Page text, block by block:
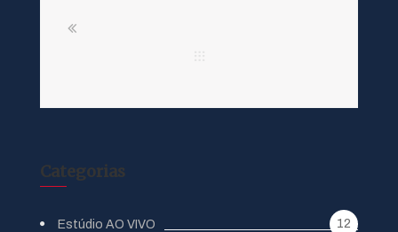
Categorias
Estúdio AO VIVO 12